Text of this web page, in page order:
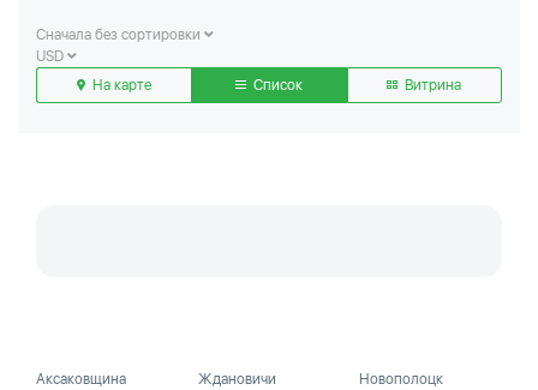
Сначала без сортировки
USD
На карте
Список Витрина
Аксаковщина
Ждановичи
Новополоцк